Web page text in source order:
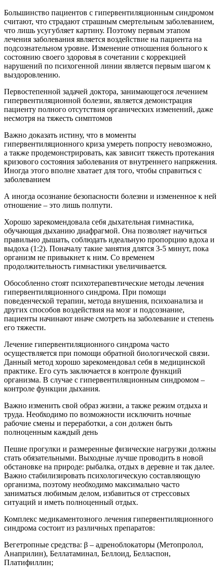
Большинство пациентов с гипервентиляционным синдромом
считают, что страдают страшным смертельным заболеванием,
что лишь усугубляет картину. Поэтому первым этапом
лечения заболевания является воздействие на пациента на
подсознательном уровне. Изменение отношения больного к
состоянию своего здоровья в сочетании с коррекцией
нарушений по психогенной линии является первым шагом к
выздоровлению.
Первостепенной задачей доктора, занимающегося лечением
гипервентиляционной болезни, является демонстрация
пациенту полного отсутствия органических изменений, даже
несмотря на тяжесть симптомов
Важно доказать истину, что в моменты
гипервентиляционного криза умереть попросту невозможно,
а также продемонстрировать, как зависит тяжесть протекания
кризового состояния заболевания от внутреннего напряжения.
Иногда этого вполне хватает для того, чтобы справиться с
заболеванием
А иногда осознание безопасности болезни и измененное к ней
отношение – это лишь полпути.
Хорошо зарекомендовала себя дыхательная гимнастика,
обучающая дыханию диафрагмой. Она позволяет научиться
правильно дышать, соблюдать идеальную пропорцию вдоха и
выдоха (1:2). Поначалу такие занятия длятся 3-5 минут, пока
организм не привыкнет к ним. Со временем
продолжительность гимнастики увеличивается.
Обособленно стоят психотерапевтические методы лечения
гипервентиляционного синдрома. При помощи
поведенческой терапии, метода внушения, психоанализа и
других способов воздействия на мозг и подсознание,
пациенты начинают иначе смотреть на заболевание и степень
его тяжести.
Лечение гипервентиляционного синдрома часто
осуществляется при помощи обратной биологической связи.
Данный метод хорошо зарекомендовал себя в медицинской
практике. Его суть заключается в контроле функций
организма. В случае с гипервентиляционным синдромом –
контроле функции дыхания.
Важно изменить свой образ жизни, а также режим отдыха и
труда. Необходимо по возможности исключить ночные
рабочие смены и переработки, а сон должен быть
полноценным каждый день
Пешие прогулки и размеренные физические нагрузки должны
стать обязательными. Выходные лучше проводить в новой
обстановке на природе: рыбалка, отдых в деревне и так далее.
Важно стабилизировать психологическую составляющую
организма, поэтому необходимо максимально часто
заниматься любимым делом, избавиться от стрессовых
ситуаций и иметь полноценный отдых.
Комплекс медикаментозного лечения гипервентиляционного
синдрома состоит из различных препаратов:
Вегетропные средства: β – адреноблокаторы (Метопролол,
Анаприлин), Беллатаминал, Беллоид, Белласпон,
Платифиллин;